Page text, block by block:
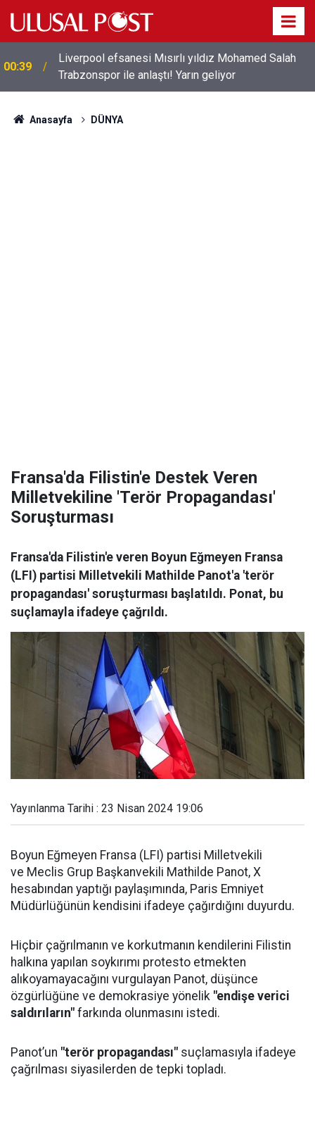
00:39
Liverpool efsanesi Mısırlı yıldız Mohamed Salah
Trabzonspor ile anlaştı! Yarın geliyor
Anasayfa DÜNYA
Fransa'da Filistin'e Destek Veren
Milletvekiline 'Terör Propagandası'
Soruşturması
Fransa'da Filistin'e veren Boyun Eğmeyen Fransa
(LFI) partisi Milletvekili Mathilde Panot'a 'terör
propagandası' soruşturması başlatıldı. Ponat, bu
suçlamayla ifadeye çağrıldı.
Yayınlanma Tarihi : 23 Nisan 2024 19:06
Boyun Eğmeyen Fransa (LFI) partisi Milletvekili
ve Meclis Grup Başkanvekili Mathilde Panot, X
hesabından yaptığı paylaşımında, Paris Emniyet
Müdürlüğünün kendisini ifadeye çağırdığını duyurdu.
Hiçbir çağrılmanın ve korkutmanın kendilerini Filistin
halkına yapılan soykırımı protesto etmekten
alıkoyamayacağını vurgulayan Panot, düşünce
özgürlüğüne ve demokrasiye yönelik "endişe verici
saldırıların" farkında olunmasını istedi.
Panot’un "terör propagandası" suçlamasıyla ifadeye
çağrılması siyasilerden de tepki topladı.